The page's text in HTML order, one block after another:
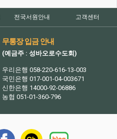
전국서원안내 고객센터
무통장 입금 안내
(예금주 : 성바오로수도회)
우리은행 058-220-616-13-003
국민은행 017-001-04-003671
신한은행 14000-92-06886
농협 051-01-360-796